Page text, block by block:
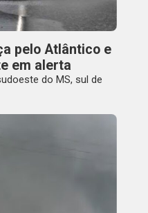
pelo Atlântico e
em alerta
do MS, sul de